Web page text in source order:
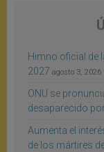
Himno oficial de
2027 agosto 3, 2026
ONU se
desaparecido
Aumenta el
de los mártires